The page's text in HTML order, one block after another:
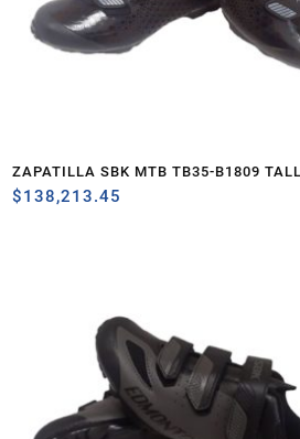
ZAPATILLA SBK MTB TB35-B1809
$138,213.45